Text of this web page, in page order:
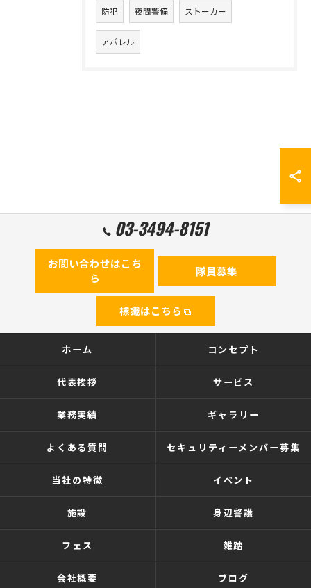
防犯 夜間警備 ストーカー
アパレル
03-3494-8151
お問い合わせはこち
ら
隊員募集
標識はこちら
ホーム コンセプト
代表挨拶 サービス
業務実績 ギャラリー
よくある質問 セキュリティーメンバー募集
当社の特徴 イベント
施設 身辺警護
フェス 雑踏
会社概要 ブログ